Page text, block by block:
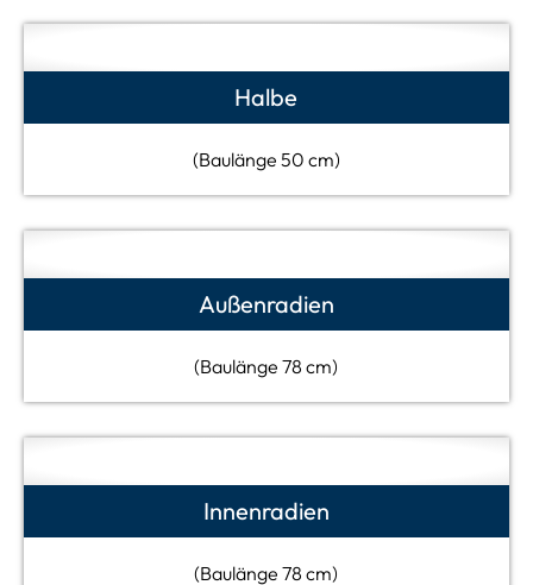
Halbe
(Baulänge 50 cm)
Außenradien
(Baulänge 78 cm)
Innenradien
(Baulänge 78 cm)